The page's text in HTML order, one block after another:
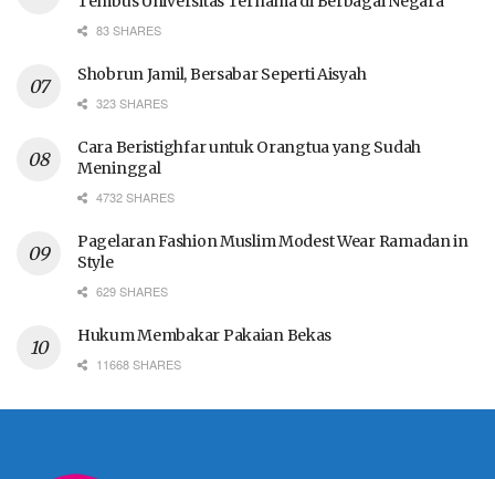
83 SHARES
Shobrun Jamil, Bersabar Seperti Aisyah
323 SHARES
Cara Beristighfar untuk Orangtua yang Sudah
Meninggal
4732 SHARES
Pagelaran Fashion Muslim Modest Wear Ramadan in
Style
629 SHARES
Hukum Membakar Pakaian Bekas
11668 SHARES